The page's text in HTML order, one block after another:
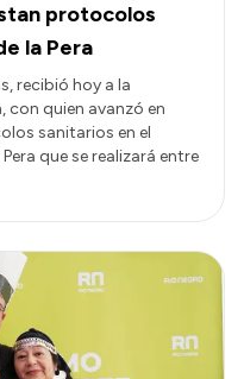
protocolos
la Pera
recibió hoy a la
con quien avanzó en
sanitarios en el
que se realizará entre